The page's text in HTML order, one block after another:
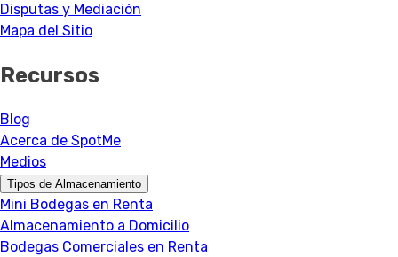
Disputas y Mediación
Mapa del Sitio
Recursos
Blog
Acerca de SpotMe
Medios
Tipos de Almacenamiento
Mini Bodegas en Renta
Almacenamiento a Domicilio
Bodegas Comerciales en Renta